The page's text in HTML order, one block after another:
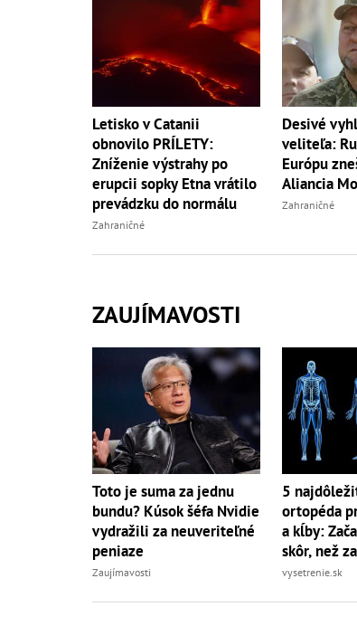
Letisko v Catanii
obnovilo PRÍLETY:
Zníženie výstrahy po
erupcii sopky Etna vrátilo
prevádzku do normálu
Zahraničné
Desivé
veliteľa:
Európu
Aliancia
Zahraničné
ZAUJÍMAVOSTI
Toto je suma za jednu
bundu? Kúsok šéfa Nvidie
vydražili za neuveriteľné
peniaze
Zaujímavosti
5
ortopéda
a kĺby:
skôr, než
vysetrenie.sk